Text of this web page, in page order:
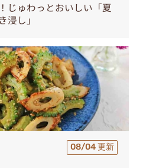
じゅわっとおいしい「夏
浸し」
08/04 更新